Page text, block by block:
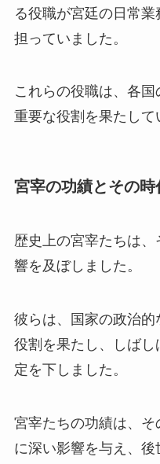
る役職が宮廷の日常
担っていました。
これらの役職は、各
重要な役割を果たして
宮宰の功績とその時
歴史上の宮宰たちは
響を及ぼしました。
彼らは、国家の政治
役割を果たし、しば
定を下しました。
宮宰たちの功績は、
に深い影響を与え、